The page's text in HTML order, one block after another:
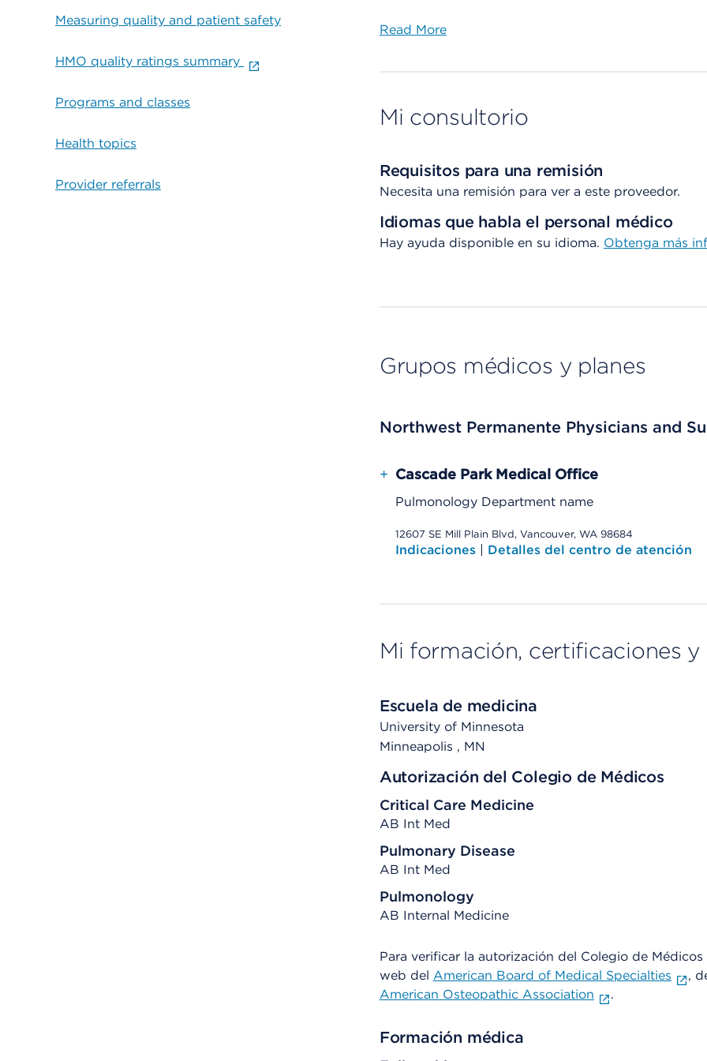
Measuring quality and patient safety
HMO quality ratings summary
Programs and classes
Health topics
Provider referrals
Read More
Mi consultorio
Requisitos para una remisión
Necesita una remisión para ver a este proveedor.
Idiomas que habla el personal médico
Hay ayuda disponible en su idioma. Obtenga más
Grupos médicos y planes
Northwest Permanente Physicians and
+ Cascade Park Medical Office
Pulmonology Department name
12607 SE Mill Plain Blvd, Vancouver, WA 98684
Indicaciones | Detalles del centro de atención
Mi formación, certificaciones
Escuela de medicina
University of Minnesota
Minneapolis , MN
Autorización del Colegio de Médicos
Critical Care Medicine
AB Int Med
Pulmonary Disease
AB Int Med
Pulmonology
AB Internal Medicine
Para verificar la autorización del Colegio de
web del American Board of Medical Specialties
,
American Osteopathic Association
.
Formación médica